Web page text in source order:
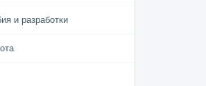
и разработки